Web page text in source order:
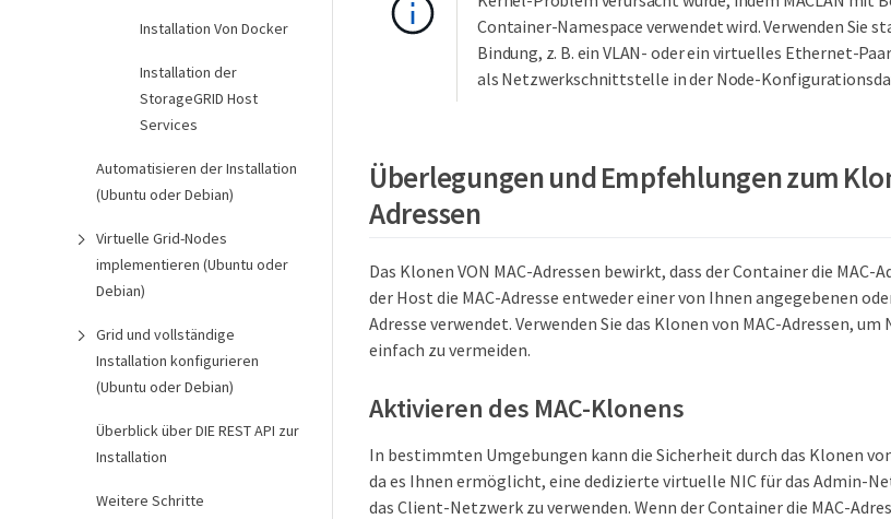
Installation Von Docker
Installation der
StorageGRID Host
Services
Automatisieren der Installation
(Ubuntu oder Debian)
Virtuelle Grid-Nodes
implementieren (Ubuntu oder
Debian)
Grid und vollständige
Installation konfigurieren
(Ubuntu oder Debian)
Überblick über DIE REST API zur
Installation
Weitere Schritte
Container-Namespace verwendet wird. Verwenden Sie
Bindung, z. B. ein VLAN- oder ein virtuelles Ethernet-
als Netzwerkschnittstelle in der Node-
Überlegungen und Empfehlungen zum
Adressen
Das Klonen VON MAC-Adressen bewirkt, dass der Container die MAC-
der Host die MAC-Adresse entweder einer von Ihnen angegebenen
Adresse verwendet. Verwenden Sie das Klonen von MAC-Adressen,
einfach zu vermeiden.
Aktivieren des MAC-Klonens
In bestimmten Umgebungen kann die Sicherheit durch das Klonen
da es Ihnen ermöglicht, eine dedizierte virtuelle NIC für das Admin-
das Client-Netzwerk zu verwenden. Wenn der Container die MAC-